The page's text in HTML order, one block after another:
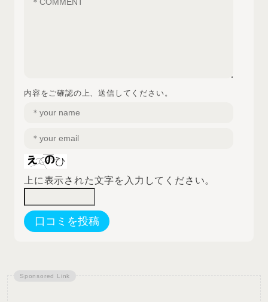
内容をご確認の上、送信してください。
上に表示された文字を入力してください。